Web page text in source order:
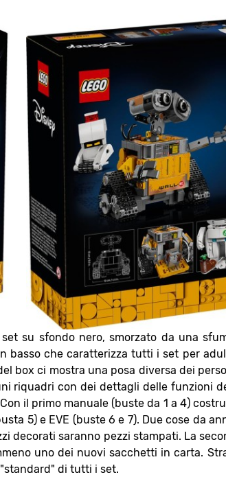
su sfondo nero, smorzato da una
basso che caratterizza tutti i set per
box ci mostra una posa diversa dei
riquadri con dei dettagli delle funzioni
il primo manuale (buste da 1 a 4)
5) e EVE (buste 6 e 7). Due cose da
decorati saranno pezzi stampati. La
uno dei nuovi sacchetti in carta.
di tutti i set.